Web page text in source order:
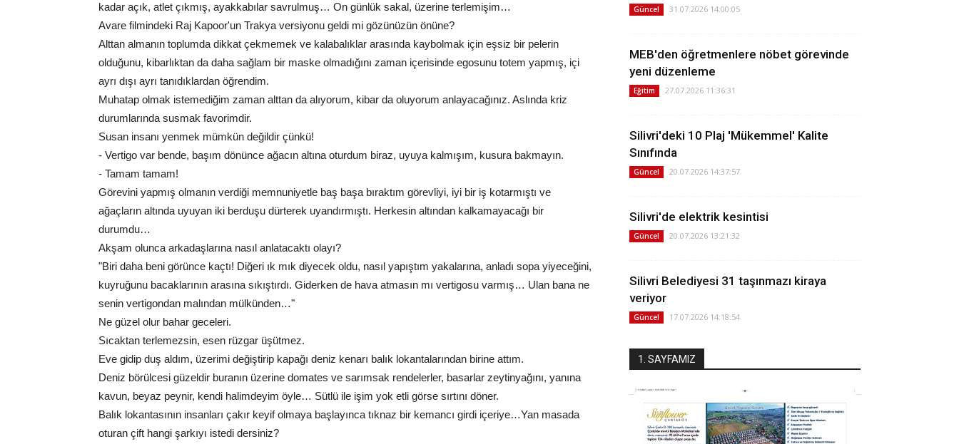
kadar açık, atlet çıkmış, ayakkabılar savrulmuş… On günlük sakal, üzerine terlemişim…
Avare filmindeki Raj Kapoor'un Trakya versiyonu geldi mi gözünüzün önüne?
Alttan almanın toplumda dikkat çekmemek ve kalabalıklar arasında kaybolmak için eşsiz bir pelerin
olduğunu, kibarlıktan da daha sağlam bir maske olmadığını zaman içerisinde egosunu totem yapmış, içi
ayrı dışı ayrı tanıdıklardan öğrendim.
Muhatap olmak istemediğim zaman alttan da alıyorum, kibar da oluyorum anlayacağınız. Aslında kriz
durumlarında susmak favorimdir.
Susan insanı yenmek mümkün değildir çünkü!
- Vertigo var bende, başım dönünce ağacın altına oturdum biraz, uyuya kalmışım, kusura bakmayın.
- Tamam tamam!
Görevini yapmış olmanın verdiği memnuniyetle baş başa bıraktım görevliyi, iyi bir iş kotarmıştı ve
ağaçların altında uyuyan iki berduşu dürterek uyandırmıştı. Herkesin altından kalkamayacağı bir
durumdu…
Akşam olunca arkadaşlarına nasıl anlatacaktı olayı?
"Biri daha beni görünce kaçtı! Diğeri ık mık diyecek oldu, nasıl yapıştım yakalarına, anladı sopa yiyeceğini,
kuyruğunu bacaklarının arasına sıkıştırdı. Giderken de hava atmasın mı vertigosu varmış… Ulan bana ne
senin vertigondan malından mülkünden…"
Ne güzel olur bahar geceleri.
Sıcaktan terlemezsin, esen rüzgar üşütmez.
Eve gidip duş aldım, üzerimi değiştirip kapağı deniz kenarı balık lokantalarından birine attım.
Deniz börülcesi güzeldir buranın üzerine domates ve sarımsak rendelerler, basarlar zeytinyağını, yanına
kavun, beyaz peynir, kendi halimdeyim öyle… Sütlü ile işim yok etli görse sırtını döner.
Balık lokantasının insanları çakır keyif olmaya başlayınca tıknaz bir kemancı girdi içeriye…Yan masada
oturan çift hangi şarkıyı istedi dersiniz?
Güncel 31.07.2026 14:00:05
MEB'den öğretmenlere nöbet görevinde
yeni düzenleme
Eğitim 27.07.2026 11:36:31
Silivri'deki 10 Plaj 'Mükemmel' Kalite
Sınıfında
Güncel 20.07.2026 14:37:57
Silivri'de elektrik kesintisi
Güncel 20.07.2026 13:21:32
Silivri Belediyesi 31 taşınmazı kiraya
veriyor
Güncel 17.07.2026 14:18:54
1. SAYFAMIZ